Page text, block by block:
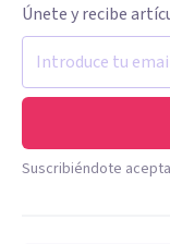
Únete y recibe
Suscribiéndote